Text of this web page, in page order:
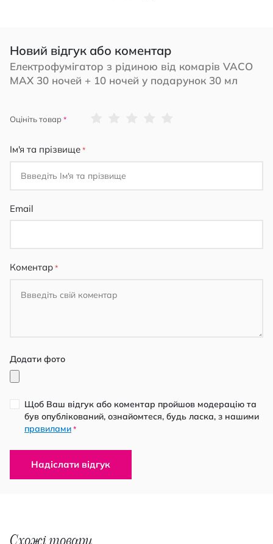
Новий відгук або коментар
Електрофумігатор з рідиною від комарів VACO
MAX 30 ночей + 10 ночей у подарунок 30 мл
Оцініть товар
Ім'я та прізвище
Email
Коментар
Додати фото
Щоб Ваш відгук або коментар пройшов модерацію та
був опублікований, ознайомтеся, будь ласка, з нашими
правилами *
Надіслати відгук
Схожі товари